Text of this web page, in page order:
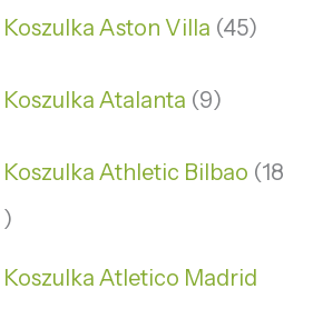
Koszulka Aston Villa 45
Koszulka Atalanta 9
Koszulka Athletic Bilbao 18
Koszulka Atletico Madrid